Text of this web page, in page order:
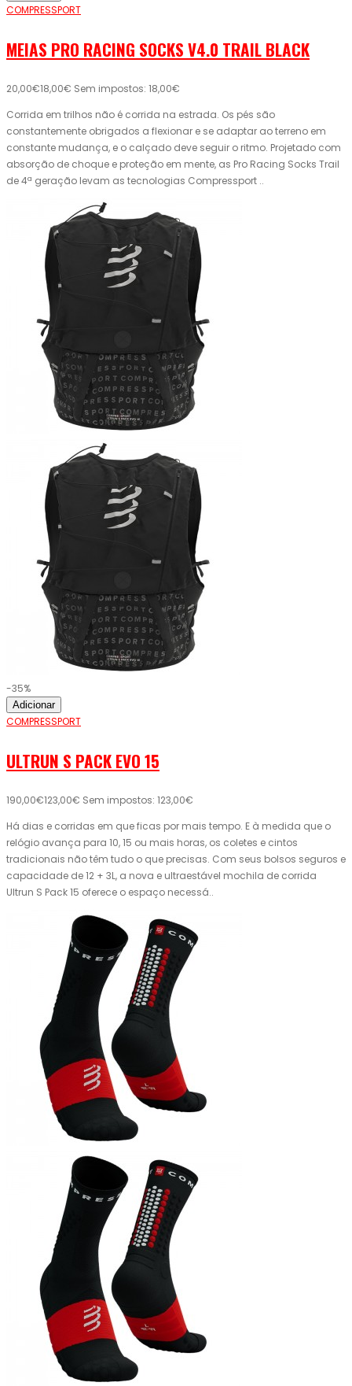
COMPRESSPORT
MEIAS PRO RACING SOCKS V4.0 TRAIL BLACK
20,00€18,00€ Sem impostos: 18,00€
Corrida em trilhos não é corrida na estrada. Os pés são
constantemente obrigados a flexionar e se adaptar ao terreno em
constante mudança, e o calçado deve seguir o ritmo. Projetado com
absorção de choque e proteção em mente, as Pro Racing Socks Trail
de 4ª geração levam as tecnologias Compressport ..
-35%
Adicionar
COMPRESSPORT
ULTRUN S PACK EVO 15
190,00€123,00€ Sem impostos: 123,00€
Há dias e corridas em que ficas por mais tempo. E à medida que o
relógio avança para 10, 15 ou mais horas, os coletes e cintos
tradicionais não têm tudo o que precisas. Com seus bolsos seguros e
capacidade de 12 + 3L, a nova e ultraestável mochila de corrida
Ultrun S Pack 15 oferece o espaço necessá..